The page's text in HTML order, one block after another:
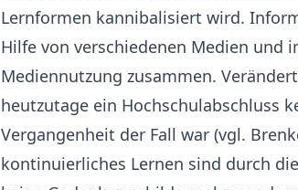
Lernformen kannibalisiert wird.
Hilfe von verschiedenen Medien
Mediennutzung zusammen.
heutzutage ein Hochschulabschluss
Vergangenheit der Fall war (vgl.
kontinuierliches Lernen sind durch